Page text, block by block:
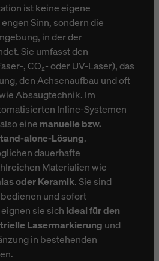
ist keine eigene
Sinn, sondern die
in der der
Sie umfasst den
, CO₂- oder UV-Laser), das
den Achsenaufbau und oft
Absaugtechnik. Im
Inline-Systemen
eine manuelle bzw.
alone-Lösung.
dauerhafte
Materialien wie
oder Keramik. Sie sind
und sofort
sie sich ideal für den
Lasermarkierung und
in bestehenden